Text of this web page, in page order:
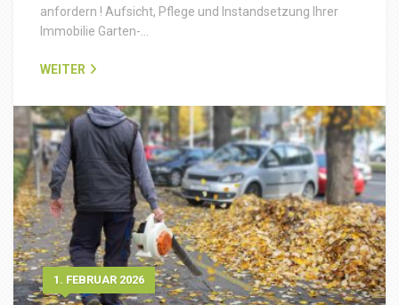
anfordern ! Aufsicht, Pflege und Instandsetzung Ihrer
Immobilie Garten-…
WEITER
1. FEBRUAR 2026